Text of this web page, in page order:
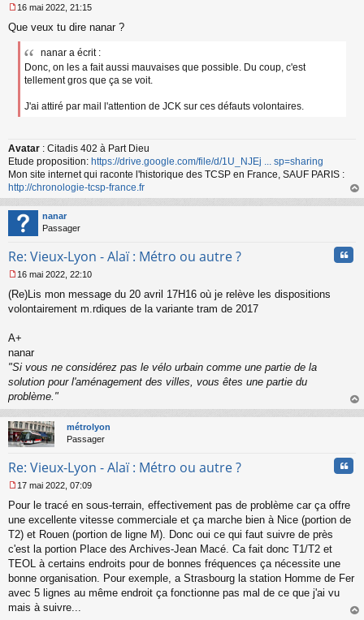
e
s
u
16 mai 2022, 21:15
Que veux tu dire nanar ?
nanar a écrit :
Donc, on les a fait aussi mauvaises que possible. Du coup, c'est
tellement gros que ça se voit.
J'ai attiré par mail l'attention de JCK sur ces défauts volontaires.
Avatar : Citadis 402 à Part Dieu
Etude proposition: https://drive.google.com/file/d/1U_NJEj ... sp=sharing
Mon site internet qui raconte l'historique des TCSP en France, SAUF PARIS :
http://chronologie-tcsp-france.fr
au
nanar
Passager
Re: Vieux-Lyon - Alaï : Métro ou autre ?
e
s
g
e
n
o
n
u
16 mai 2022, 22:10
(Re)Lis mon message du 20 avril 17H16 où je relève les dispositions
volontairement m.rdiques de la variante tram de 2017
A+
nanar
"Si vous ne considérez pas le vélo urbain comme une partie de la
solution pour l'aménagement des villes, vous êtes une partie du
problème."
au
métrolyon
Passager
Re: Vieux-Lyon - Alaï : Métro ou autre ?
e
s
s
a
g
e
n
o
n
17 mai 2022, 07:09
Pour le tracé en sous-terrain, effectivement pas de problème car ça offre
une excellente vitesse commerciale et ça marche bien à Nice (portion de
T2) et Rouen (portion de ligne M). Donc oui ce qui faut suivre de près
c'est la portion Place des Archives-Jean Macé. Ca fait donc T1/T2 et
TEOL à certains endroits pour de bonnes fréquences ça nécessite une
bonne organisation. Pour exemple, a Strasbourg la station Homme de Fer
avec 5 lignes au même endroit ça fonctionne pas mal de ce que j'ai vu
mais à suivre...